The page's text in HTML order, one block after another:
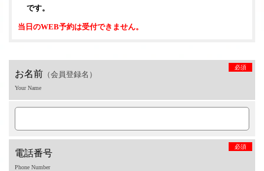
です。
当日のWEB予約は受付できません。
お名前 （会員登録名）
必須
Your Name
電話番号
必須
Phone Number